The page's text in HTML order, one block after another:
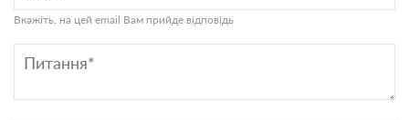
Вкажіть, на цей email Вам прийде відповідь